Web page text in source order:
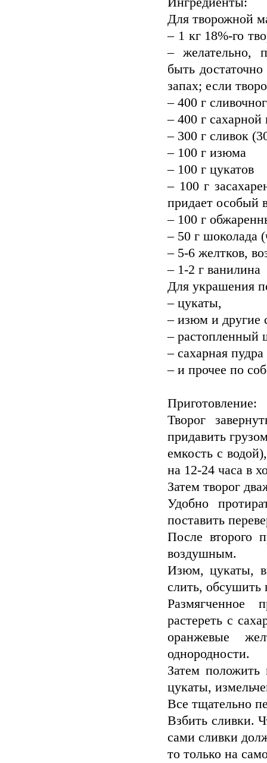
Для творожной
– 1 кг 18%-го
– желательно,
быть
запах; если
– 400 г
– 400 г
– 300 г сливок
– 100 г изюма
– 100 г цукатов
– 100 г
придает особый
– 100 г
– 50 г шоколада
– 5-6 желтков,
– 1-2 г ванилина
Для украшения
– цукаты,
– изюм и другие
– растопленный
– сахарная пудра
– и прочее по
Приготовление:
Творог
придавить
емкость с
на 12-24 часа в
Затем творог
Удобно
поставить
После второго
воздушным.
Изюм, цукаты,
слить,
Размягченное
растереть с
оранжевые
однородности.
Затем положить
цукаты,
Все тщательно
Взбить сливки.
сами сливки
то только на